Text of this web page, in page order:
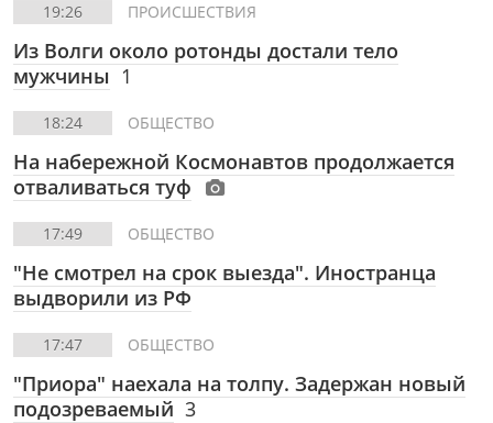
19:26 ПРОИСШЕСТВИЯ
Из Волги около ротонды достали тело
мужчины 1
18:24 ОБЩЕСТВО
На набережной Космонавтов продолжается
отваливаться туф
17:49 ОБЩЕСТВО
"Не смотрел на срок выезда". Иностранца
выдворили из РФ
17:47 ОБЩЕСТВО
"Приора" наехала на толпу. Задержан новый
подозреваемый 3